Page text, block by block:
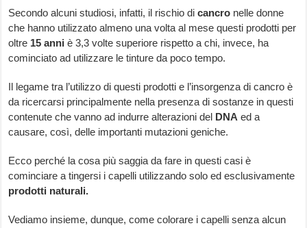
Secondo alcuni studiosi, infatti, il rischio dicancro nelle donne
che hanno utilizzato almeno una volta al mese questi prodotti per
oltre 15 anni è 3,3 volte superiore rispetto a chi, invece, ha
cominciato ad utilizzare le tinture da poco tempo.
Il legame tra l’utilizzo di questi prodotti e l’insorgenza di cancro è
da ricercarsi principalmente nella presenza di sostanze in questi
contenute che vanno ad indurre alterazioni del DNA ed a
causare, così, delle importanti mutazioni geniche.
Ecco perché la cosa più saggia da fare in questi casi è
cominciare a tingersi i capelli utilizzando solo ed esclusivamente
prodotti naturali.
Vediamo insieme, dunque, come colorare i capelli senza alcun